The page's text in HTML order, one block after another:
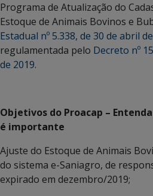
Programa de Atualização do
Estoque de Animais Bovinos e
Estadual nº 5.338, de 30 de abril
regulamentada pelo Decreto nº
de 2019.
Objetivos do Proacap –
é importante
Ajuste do Estoque de Animais
do sistema e-Saniagro, de
expirado em dezembro/2019;